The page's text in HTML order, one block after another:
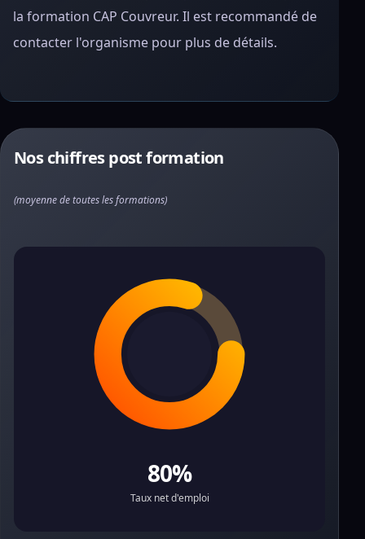
la formation CAP Couvreur. Il est recommandé de
contacter l'organisme pour plus de détails.
Nos chiffres post formation
(moyenne de toutes les formations)
80%
Taux net d'emploi